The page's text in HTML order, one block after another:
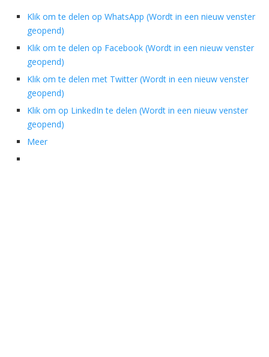
Klik om te delen op WhatsApp (Wordt in een nieuw venster
geopend)
Klik om te delen op Facebook (Wordt in een nieuw venster
geopend)
Klik om te delen met Twitter (Wordt in een nieuw venster
geopend)
Klik om op LinkedIn te delen (Wordt in een nieuw venster
geopend)
Meer